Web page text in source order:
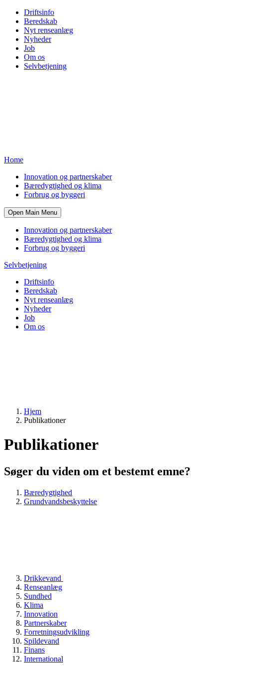
Driftsinfo
Beredskab
Nyt renseanlæg
Nyheder
Job
Om os
Selvbetjening
Home
Innovation og partnerskaber
Bæredygtighed og klima
Forbrug og byggeri
Open Main Menu
Innovation og partnerskaber
Bæredygtighed og klima
Forbrug og byggeri
Selvbetjening
Driftsinfo
Beredskab
Nyt renseanlæg
Nyheder
Job
Om os
Hjem
Publikationer
Publikationer
Søger du viden om et bestemt emne?
Bæredygtighed
Grundvandsbeskyttelse
Drikkevand
Renseanlæg
Sundhed
Klima
Innovation
Partnerskaber
Forretningsudvikling
Spildevand
Finans
International